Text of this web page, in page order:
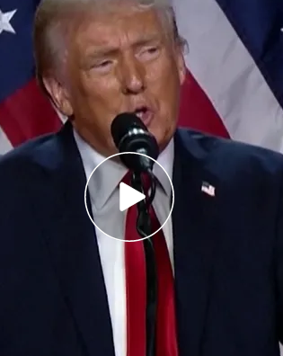
popular con cinco millones de votos
de Estados Unidos”, afirmó
en estados clave como
muy presente